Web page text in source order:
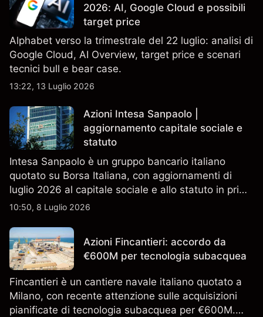
2026: AI, Google Cloud e possibili
target price
Alphabet verso la trimestrale del 22 luglio: analisi di
Google Cloud, AI Overview, target price e scenari
tecnici bull e bear case.
13:22, 13 Luglio 2026
Azioni Intesa Sanpaolo |
aggiornamento capitale sociale e
statuto
Intesa Sanpaolo è un gruppo bancario italiano
quotato su Borsa Italiana, con aggiornamenti di
luglio 2026 al capitale sociale e allo statuto in primo
piano. Esplora i target price ISP di terze parti e
un indicatore affidabile dei risultati futuri.
10:50, 8 Luglio 2026
Azioni Fincantieri: accordo da
€600M per tecnologia subacquea
Fincantieri è un cantiere navale italiano quotato a
Milano, con recente attenzione sulle acquisizioni
pianificate di tecnologia subacquea per €600M.